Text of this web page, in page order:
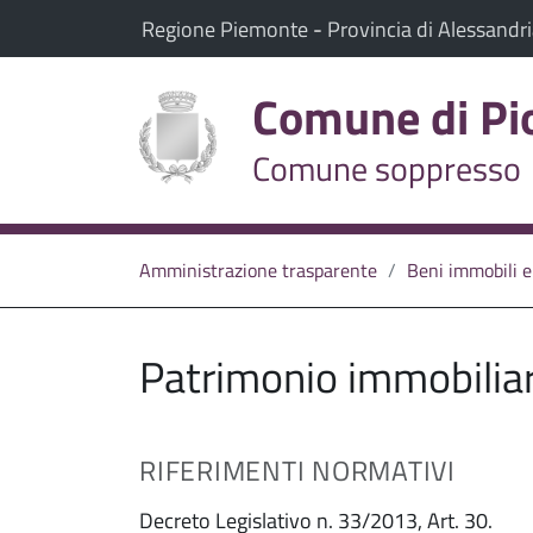
vai al contenuto
vai al menu principaleIl comune di Piovera appartiene a:
Regione Piemonte(Apre il link in una nuova
- Provincia di
Comune di
Comune soppresso
Amministrazione trasparente Beni immobili
Patrimonio
RIFERIMENTI NORMATIVI
Decreto Legislativo n. 33/2013, Art. 30.